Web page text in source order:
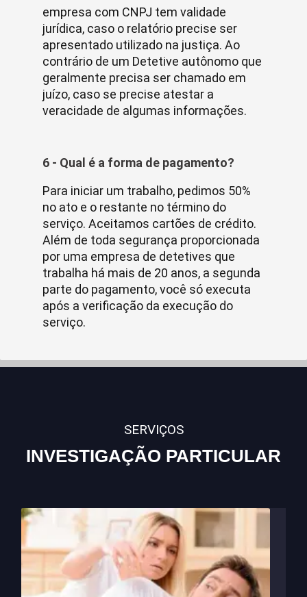
empresa com CNPJ tem validade
jurídica, caso o relatório precise ser
apresentado utilizado na justiça. Ao
contrário de um Detetive autônomo que
geralmente precisa ser chamado em
juízo, caso se precise atestar a
veracidade de algumas informações.
6 - Qual é a forma de pagamento?
Para iniciar um trabalho, pedimos 50%
no ato e o restante no término do
serviço. Aceitamos cartões de crédito.
Além de toda segurança proporcionada
por uma empresa de detetives que
trabalha há mais de 20 anos, a segunda
parte do pagamento, você só executa
após a verificação da execução do
serviço.
SERVIÇOS
INVESTIGAÇÃO PARTICULAR